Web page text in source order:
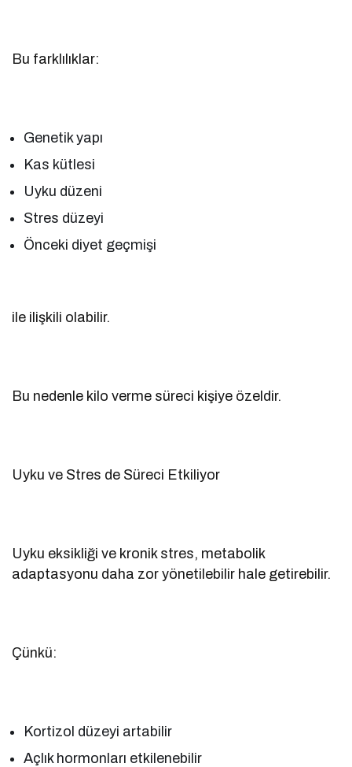
Bu farklılıklar:
Genetik yapı
Kas kütlesi
Uyku düzeni
Stres düzeyi
Önceki diyet geçmişi
ile ilişkili olabilir.
Bu nedenle kilo verme süreci kişiye özeldir.
Uyku ve Stres de Süreci Etkiliyor
Uyku eksikliği ve kronik stres, metabolik
adaptasyonu daha zor yönetilebilir hale getirebilir.
Çünkü:
Kortizol düzeyi artabilir
Açlık hormonları etkilenebilir